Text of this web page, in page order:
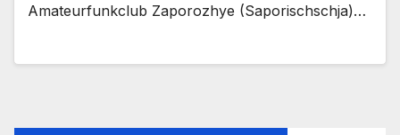
Amateurfunkclub Zaporozhye (Saporischschja)…